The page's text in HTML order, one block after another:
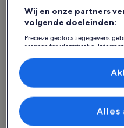
Hammamet
Hammamet
Ontdek hotels
Meer informatie over
Wij en onze partners
volgende doeleinden:
Precieze geolocatiegegevens
scannen ter identificatie.
contentmetingen,
Partnerlijst (derden)
Alles